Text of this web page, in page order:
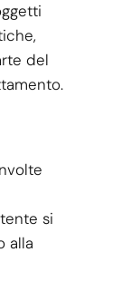
del
si
alla